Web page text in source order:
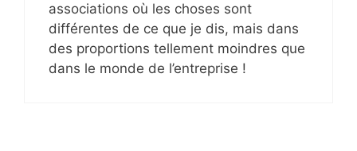
associations où les choses sont
différentes de ce que je dis, mais dans
des proportions tellement moindres que
dans le monde de l’entreprise !